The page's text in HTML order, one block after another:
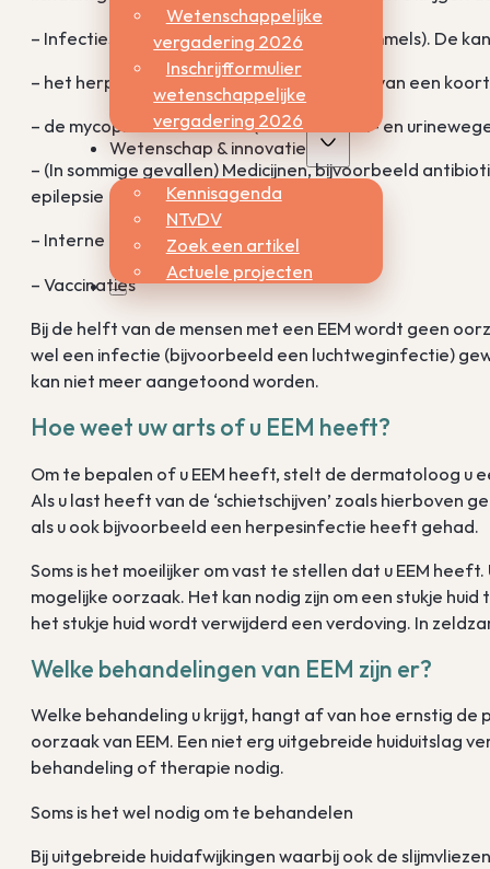
Wetenschappelijke
vergadering 2026
Inschrijfformulier
wetenschappelijke
vergadering 2026
Wetenschap & innovatie
Kennisagenda
NTvDV
Zoek een artikel
Actuele projecten
– Infecties (met virussen, bacteriën of schimmels). De
– het herpes simplex virus (de veroorzaker van een
– de mycoplasma-bacterie (infecties lucht- en
– (In sommige gevallen) Medicijnen, bijvoorbeeld
epilepsie
– Interne ziektes
– Vaccinaties
Bij de helft van de mensen met een EEM wordt geen
wel een infectie (bijvoorbeeld een luchtweginfectie)
kan niet meer aangetoond worden.
Hoe weet uw arts of u EEM heeft?
Om te bepalen of u EEM heeft, stelt de dermatoloog u
Als u last heeft van de ‘schietschijven’ zoals hierboven
als u ook bijvoorbeeld een herpesinfectie heeft gehad.
Soms is het moeilijker om vast te stellen dat u EEM
mogelijke oorzaak. Het kan nodig zijn om een stukje
het stukje huid wordt verwijderd een verdoving. In
Welke behandelingen van EEM zijn er?
Welke behandeling u krijgt, hangt af van hoe ernstig de
oorzaak van EEM. Een niet erg uitgebreide huiduitslag
behandeling of therapie nodig.
Soms is het wel nodig om te behandelen
Bij uitgebreide huidafwijkingen waarbij ook de